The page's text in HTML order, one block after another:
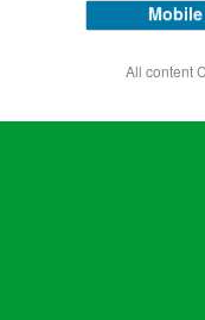
Mobile
All content